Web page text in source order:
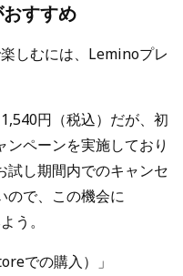
すすめ
しむには、Leminoプレ
円（税込）だが、初
ペーンを実施しており
試し期間内でのキャンセ
ので、この機会に
う。
での購入）」